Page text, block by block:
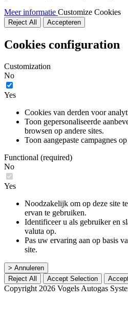
Meer informatie Customize Cookies
Reject All Accepteren
Cookies configuration
Customization
No
Yes
Cookies van derden voor
Toon gepersonaliseerde
browsen op andere sites.
Toon aangepaste campagnes
Functional (required)
No
Yes
Noodzakelijk om op deze site
ervan te gebruiken.
Identificeer u als gebruiker en
valuta op.
Pas uw ervaring aan op basis
site.
> Annuleren
Reject All
Accept Selection
Copyright 2026 Vogels Autogas